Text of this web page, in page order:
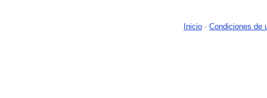
Inicio - Condiciones de